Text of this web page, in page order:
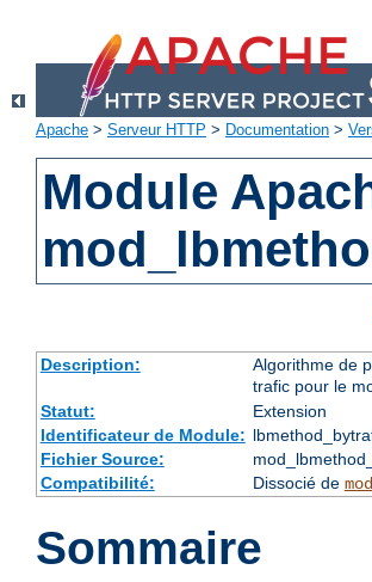
Apache > Serveur HTTP > Documentation >
Module
Description:
Algorithme de
trafic pour le
Statut:
Extension
Identificateur de Module:
Fichier Source:
Compatibilité:
Dissocié de
Sommaire